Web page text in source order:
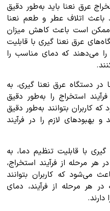
عرق نعنا باید به‌طور دقیق
باعث اتلاف عطر و طعم نعنا
ممکن است باعث کاهش میزان
عرق نعنا گیری با قابلیت
را می‌دهند که دمای مناسب را
در دستگاه عرق نعنا گیری، به
استخراج را به‌طور دقیق
کاربران بتوانند به‌طور دقیق
بهبودهای لازم را در فرآیند
با قابلیت تنظیم دما، به
هر مرحله از فرآیند استخراج،
می‌شود که کاربران بتوانند
هر مرحله از فرآیند، دمای